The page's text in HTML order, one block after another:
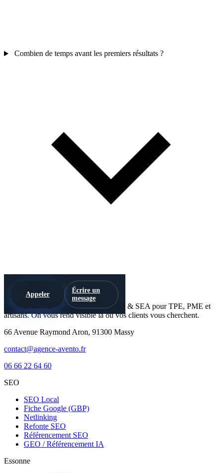
Combien de temps avant les premiers résultats ?
Appeler
Écrire un
message
Agence SEO en Essonne (91)— SEO & SEA pour TPE, PME et
artisans. On vous rend visible là où vos clients vous cherchent.
66 Avenue Raymond Aron, 91300 Massy
contact@agence-avento.fr
06 66 22 64 60
SEO
SEO Local
Fiche Google (GBP)
Netlinking
Refonte SEO
Référencement SEO
GEO / Référencement IA
Essonne